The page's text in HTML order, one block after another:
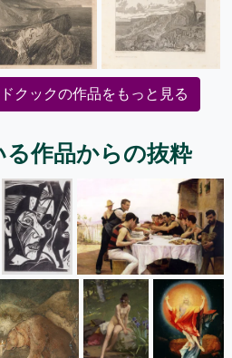
クックの作品をもっと見る
作品からの抜粋